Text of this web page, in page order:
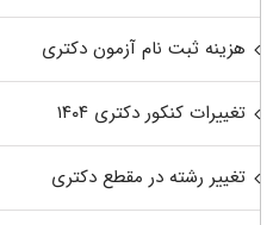
هزینه ثبت نام آزمون دکتری
تغییرات کنکور دکتری ۱۴۰۴
تغییر رشته در مقطع دکتری